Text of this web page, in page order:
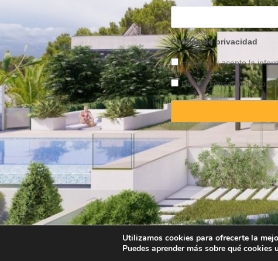
Política de privacidad
He leído y acepto la
Doy mi consentimiento
Copyright © 2025
Utilizamos cookies para ofrecerte la
Puedes aprender más sobre qué